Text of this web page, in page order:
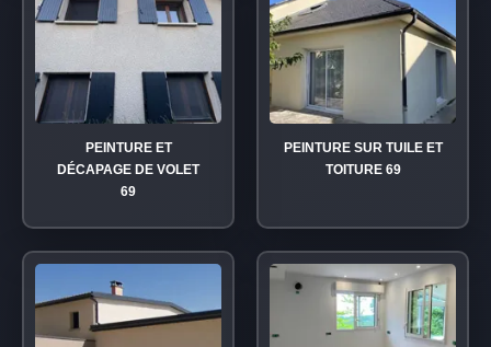
PEINTURE ET
DÉCAPAGE DE VOLET
69
PEINTURE SUR TUILE ET
TOITURE 69